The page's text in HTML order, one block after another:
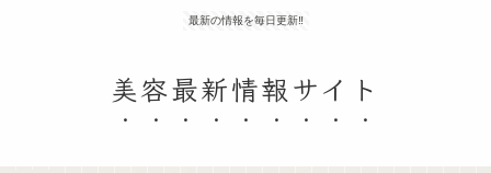
最新の情報を毎日更新‼
美容最新情報サイト